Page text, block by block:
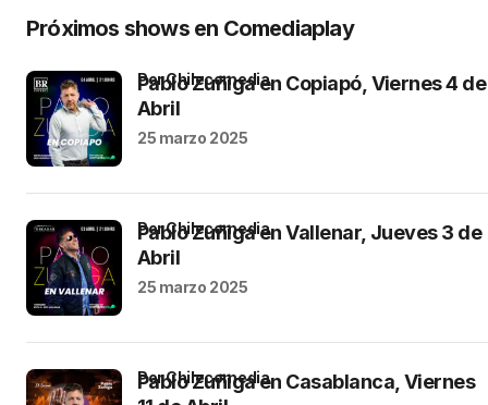
Próximos shows en Comediaplay
Pablo Zuñiga en Copiapó, Viernes 4 de
Abril
por Chilecomedia
25 marzo 2025
Pablo Zuñiga en Vallenar, Jueves 3 de
Abril
por Chilecomedia
25 marzo 2025
Pablo Zuñiga en Casablanca, Viernes
por Chilecomedia